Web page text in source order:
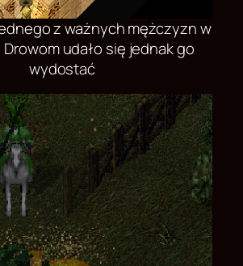
z ważnych mężczyzn w
udało się jednak go
wydostać